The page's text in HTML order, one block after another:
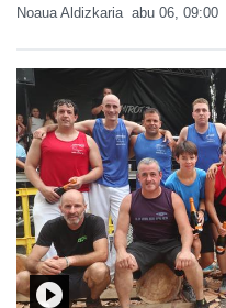
Noaua Aldizkaria abu 06, 09:00